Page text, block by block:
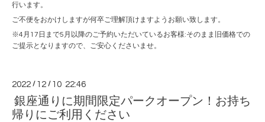
行います。
ご不便をおかけしますが何卒ご理解頂けますようお願い致します。
※4月17日まで5月以降のご予約いただいているお客様:そのまま旧価格での
ご提示となりますので、ご安心くださいませ。
2022 / 12 / 10 22:46
銀座通りに期間限定パークオープン！お持ち
帰りにご利用ください